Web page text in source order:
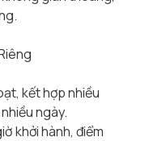
kết hợp nhiều
ngày.
khởi hành, điểm